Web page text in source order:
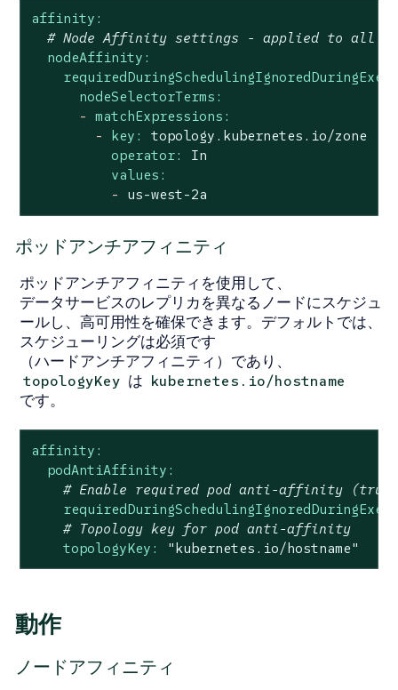
affinity:
# Node Affinity settings - applied to all
nodeAffinity:
nodeSelectorTerms:
- matchExpressions:
-
key:
topology.kubernetes.io/zone
operator:
In
values:
-
us-west-2a
ポッドアンチアフィニティ
ポッドアンチアフィニティを使用して、
データサービスのレプリカを異なるノードにスケジュ
ールし、高可用性を確保できます。デフォルトでは、
スケジューリングは必須です
（ハードアンチアフィニティ）であり、
topologyKey は kubernetes.io/hostname
です。
affinity:
podAntiAffinity:
# Enable required pod anti-affinity
# Topology key for pod anti-affinity
topologyKey:
"kubernetes.io/hostname"
動作
ノードアフィニティ